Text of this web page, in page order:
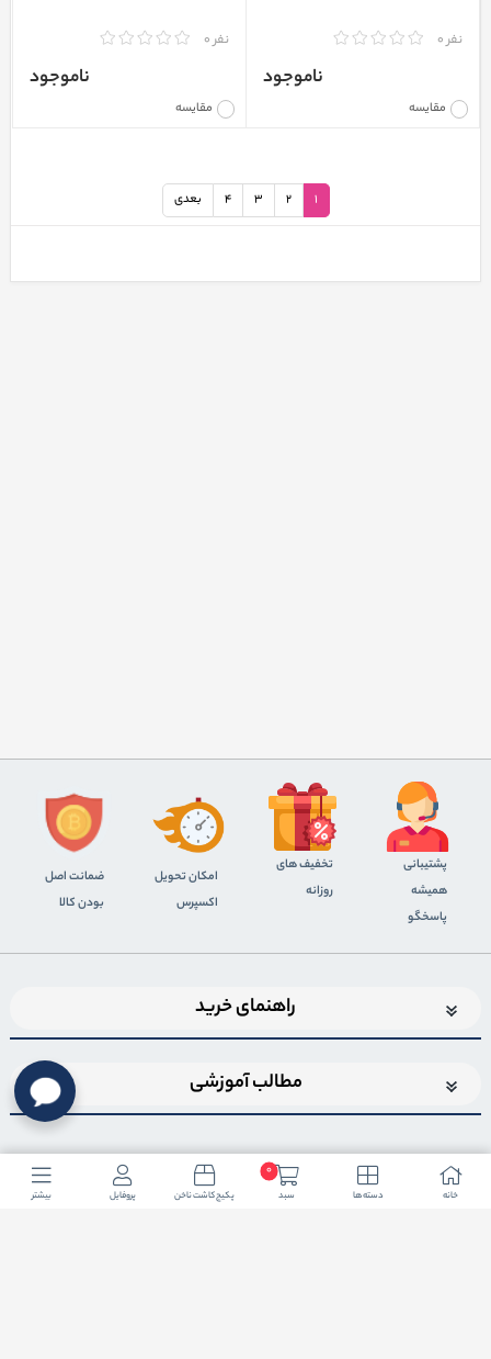
نفر 0
مقایسه
ناموجود
نفر 0
مقایسه
ناموجود
1
2
3
4 بعدی
خانه دسته ها
0
سبد پکیج کاشت ناخن پروفایل بیشتر
پشتیبانی
همیشه
پاسخگو
تخفیف های
روزانه
اﻣﮑﺎن ﺗﺤﻮﯾﻞ
اﮐﺴﭙﺮس
ضمانت اصل
بودن کالا
راهنمای خرید
مطالب آموزشی